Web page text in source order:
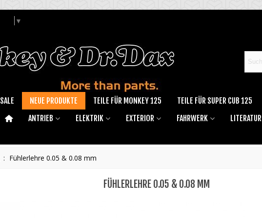
▼
SALE NEUE PRODUKTE TEILE FÜR MONKEY 125 TEILE FÜR SUPER CUB 125
ANTRIEB ELEKTRIK EXTERIOR FAHRWERK LITERATUR
: Fühlerlehre 0.05 & 0.08 mm
FÜHLERLEHRE 0.05 & 0.08 MM